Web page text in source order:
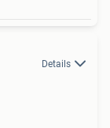
Details